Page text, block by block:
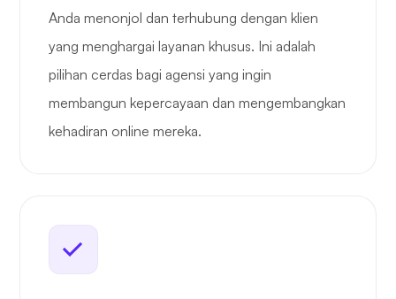
Anda menonjol dan terhubung dengan klien
yang menghargai layanan khusus. Ini adalah
pilihan cerdas bagi agensi yang ingin
membangun kepercayaan dan mengembangkan
kehadiran online mereka.